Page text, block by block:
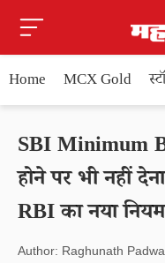
Home MCX Gold
SBI Minimum
होने पर भी नहीं
RBI का नया नियम
Author: Raghunath